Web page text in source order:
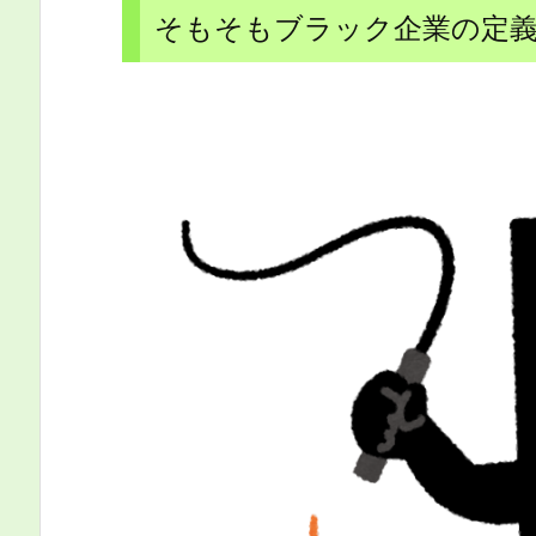
そもそもブラック企業の定